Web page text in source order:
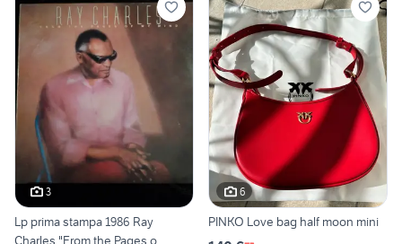
3
Lp prima stampa 1986 Ray
Charles "From the Pages o
6
PINKO Love bag half moon mini